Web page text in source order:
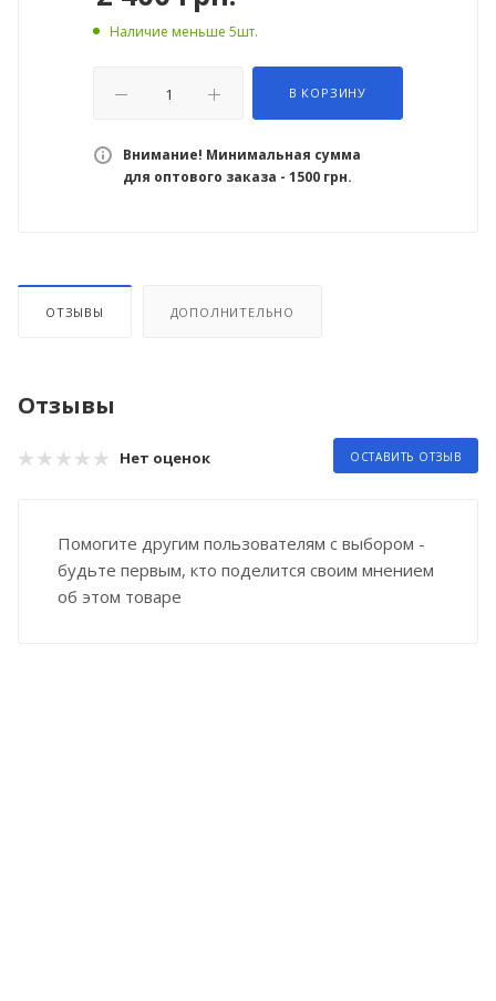
Наличие меньше 5шт.
В КОРЗИНУ
Внимание! Минимальная сумма
для оптового заказа - 1500 грн.
ОТЗЫВЫ ДОПОЛНИТЕЛЬНО
Отзывы
Нет оценок ОСТАВИТЬ ОТЗЫВ
Помогите другим пользователям с выбором -
будьте первым, кто поделится своим мнением
об этом товаре